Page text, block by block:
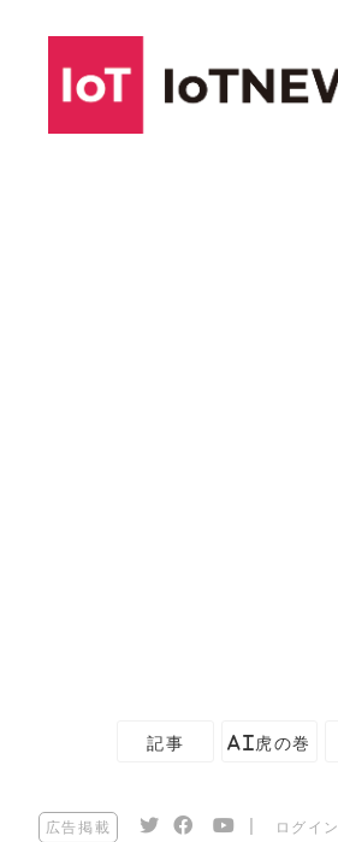
記事 AI虎の巻
広告掲載 ログイン